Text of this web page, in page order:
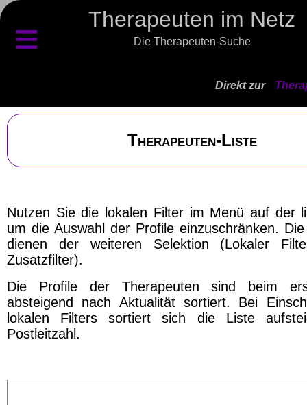
Therapeuten im Netz
Die Therapeuten-Suche
≡
Direkt zur
Therapeuten-Liste
Nutzen Sie die lokalen Filter im Menü auf der
um die Auswahl der Profile einzuschränken.
dienen der weiteren Selektion (Lokaler
Zusatzfilter).
Die Profile der Therapeuten sind beim
absteigend nach Aktualität sortiert. Bei
lokalen Filters sortiert sich die Liste
Postleitzahl.